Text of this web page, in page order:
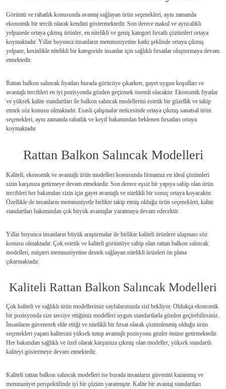
Görüntü ve rahatlık konusunda avantaj sağlayan ürün seçenekleri, aynı zamanda
ekonomik bir tercih olarak kendini göstermektedir. Son derece makul ve ayrıcalıklı
yelpazede ortaya çıkmış ürünler, en nitelikli ve geniş kategori fırsatlı çözümleri ortaya
koymaktadır. Yıllar boyunca insanların memnuniyetine katkı şeklinde ortaya çıkmış
yelpaze, kesinlikle nitelikli bir kategoride insanlar için sağlıklı fırsatlar oluşturmaya devam
etmektedir.
Rattan balkon salıncak fiyatları burada görücüye çıkarken, gayet uygun koşulları ve
avantajlı tercihleri en iyi pozisyonda gözden geçirmek önemli olacaktır. Ekonomik fiyatlar
ve yüksek kalite standartları ile balkon salıncak modellerini estetik bir güzellik ve takip
etmek söz konusu olmaktadır. Esaslı çalışmalar neticesinde ortaya çıkmış sanatsal ürün
seçenekleri, aynı zamanda rahatlık ve keyif bakımından beklenen fırsatları ortaya
koymaktadır.
Rattan Balkon Salıncak Modelleri
Kaliteli, ekonomik ve avantajlı ürün modelleri konusunda firmamız en ideal çözümleri
sizin karşınıza getirmeye devam etmektedir. Son derece eşsiz bir yapıya sahip olan ürün
tercihleri her bakımdan sizin için gayet avantajlı ve nitelikli bir sonuç ortaya koyacaktır.
Özellikle de insanların memnuniyetle birlikte takip etmiş olduğu ürün seçenekleri, kalite
standartları bakımından çok büyük avantajlar yaratmaya devam edecektir.
Yıllar boyunca insanların büyük araştırmalar ile birlikte kaliteli ürünlere ulaşması söz
konusu olmaktadır. Çok estetik ve kaliteli görüntüye sahip olan rattan balkon salıncak
modelleri, müşteri memnuniyetine destek sağlayan nitelikli ürünleri ön plana
çıkarmaktadır.
Kaliteli Rattan Balkon Salıncak Modelleri
Çok kaliteli ve sağlıklı ürün modellerimiz sayfalarımızda sizi bekliyor. Oldukça ekonomik
bir pozisyonda size tavsiye ettiğimiz modelleri uygun standartlarla gözden geçirebilirsiniz.
İnsanların güvenerek elde ettiği ve nitelikli bir fırsat olarak çözümlenmiş olduğu ürün
seçenekleri yaşam kalitesini yüksek tutup avantajlı pozisyonu gözler önüne getirmektedir.
Her bakımdan sağlıklı ve özel olarak karşımıza çıkmış olan modeller, yüksek standartlı
kaliteyi göstermeye devam etmektedir.
Kaliteli rattan balkon salıncak modelleri ise burada insanların güvenini kazanmış ve
memnuniyet perspektifinde iyi bir çözüm yaratmıştır. Kalite bir avantaj standartları